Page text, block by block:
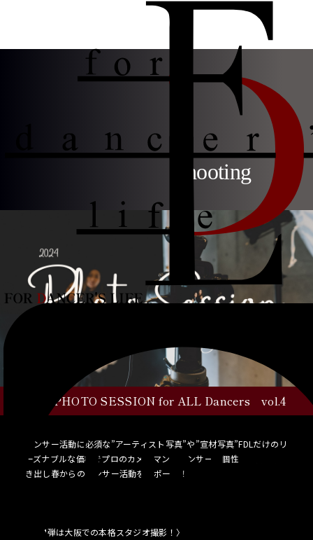
Shooting
2024 PHOTO SESSION for ALL Dancers vol.4
ダンサー活動に必須な”アーティスト写真”や”宣材写真”FDLだけのリ
ーズナブルな価格でプロのカメラマンがダンサーの個性や魅力を引
き出し春からのダンサー活動をサポート！
〈第4弾は大阪での本格スタジオ撮影！〉